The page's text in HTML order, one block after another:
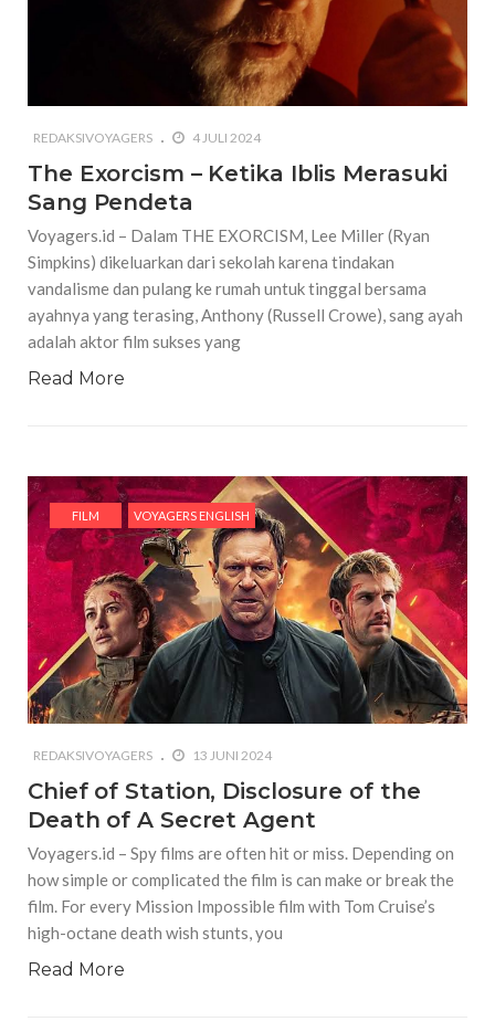
REDAKSIVOYAGERS 4 JULI 2024
The Exorcism – Ketika Iblis Merasuki
Sang Pendeta
Voyagers.id – Dalam THE EXORCISM, Lee Miller (Ryan
Simpkins) dikeluarkan dari sekolah karena tindakan
vandalisme dan pulang ke rumah untuk tinggal bersama
ayahnya yang terasing, Anthony (Russell Crowe), sang ayah
adalah aktor film sukses yang
Read More
FILM VOYAGERS ENGLISH
REDAKSIVOYAGERS 13 JUNI 2024
Chief of Station, Disclosure of the
Death of A Secret Agent
Voyagers.id – Spy films are often hit or miss. Depending on
how simple or complicated the film is can make or break the
film. For every Mission Impossible film with Tom Cruise’s
high-octane death wish stunts, you
Read More